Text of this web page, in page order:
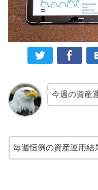
今週の資産
毎週恒例の資産運用結